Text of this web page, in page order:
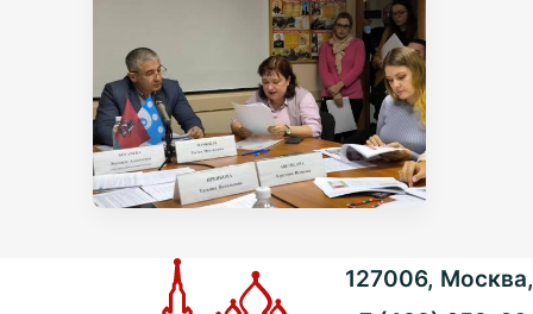
127006,